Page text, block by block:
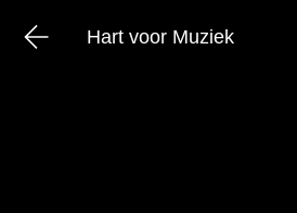
Hart voor Muziek